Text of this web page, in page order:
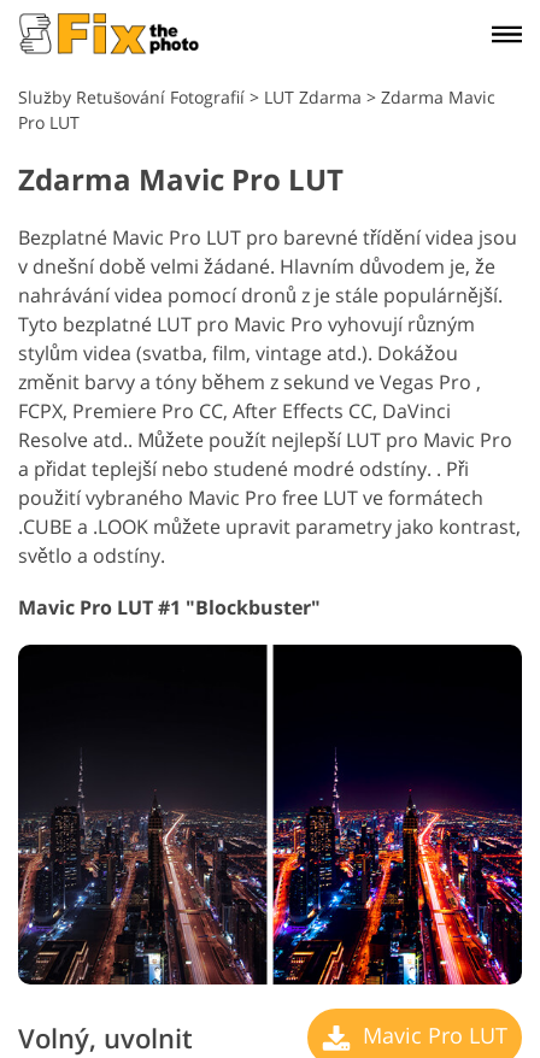
Služby Retušování Fotografií > LUT Zdarma > Zdarma Mavic
Pro LUT
Zdarma Mavic Pro LUT
Bezplatné Mavic Pro LUT pro barevné třídění videa jsou
v dnešní době velmi žádané. Hlavním důvodem je, že
nahrávání videa pomocí dronů z je stále populárnější.
Tyto bezplatné LUT pro Mavic Pro vyhovují různým
stylům videa (svatba, film, vintage atd.). Dokážou
změnit barvy a tóny během z sekund ve Vegas Pro ,
FCPX, Premiere Pro CC, After Effects CC, DaVinci
Resolve atd.. Můžete použít nejlepší LUT pro Mavic Pro
a přidat teplejší nebo studené modré odstíny. . Při
použití vybraného Mavic Pro free LUT ve formátech
.CUBE a .LOOK můžete upravit parametry jako kontrast,
světlo a odstíny.
Mavic Pro LUT #1 "Blockbuster"
Volný, uvolnit Mavic Pro LUT